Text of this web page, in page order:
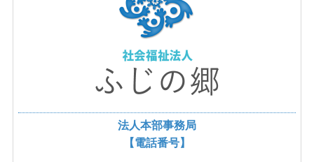
法人本部事務局
【電話番号】